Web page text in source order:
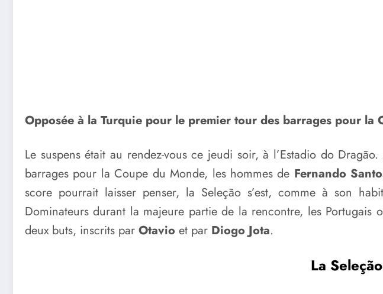
Opposée à la Turquie pour le premier tour des barrages pour la
Le suspens était au rendez-vous ce jeudi soir, à l’Estadio do
barrages pour la Coupe du Monde, les hommes de Fernando
score pourrait laisser penser, la Seleção s’est, comme à son
Dominateurs durant la majeure partie de la rencontre, les
deux buts, inscrits par Otavio et par Diogo Jota.
La